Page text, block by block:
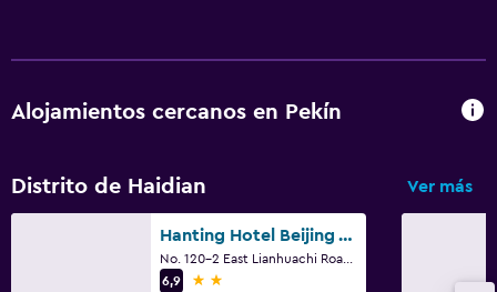
Alojamientos cercanos en Pekín
Distrito de Haidian Ver más
Hanting Hotel Beijing West Railway Station North Square
6,9
2 estrellas